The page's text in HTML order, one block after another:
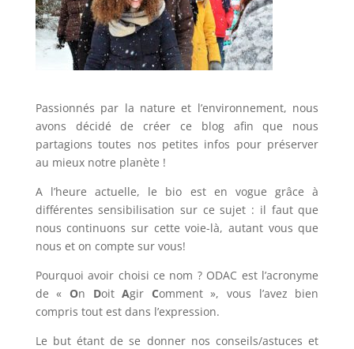
Passionnés par la nature et l’environnement, nous
avons décidé de créer ce blog afin que nous
partagions toutes nos petites infos pour préserver
au mieux notre planète !
A l’heure actuelle, le bio est en vogue grâce à
différentes sensibilisation sur ce sujet : il faut que
nous continuons sur cette voie-là, autant vous que
nous et on compte sur vous!
Pourquoi avoir choisi ce nom ? ODAC est l’acronyme
de « On DoitAgir Comment », vous l’avez bien
compris tout est dans l’expression.
Le but étant de se donner nos conseils/astuces et